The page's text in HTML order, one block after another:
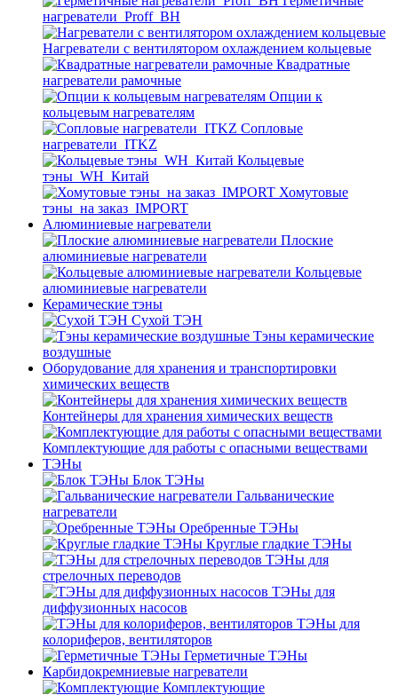
нагреватели_Proff_BH
Нагреватели с вентилятором охлаждением кольцевые
Квадратные
нагреватели рамочные
Опции к
кольцевым нагревателям
Cопловые
нагреватели_ITKZ
Кольцевые
тэны_WH_Китай
Хомутовые
тэны_на заказ_IMPORT
Алюминиевые нагреватели
Плоские
алюминиевые нагреватели
Кольцевые
алюминиевые нагреватели
Керамические тэны
Сухой ТЭН
Тэны керамические
воздушные
Оборудование для хранения и транспортировки
химических веществ
Контейнеры для хранения химических веществ
Комплектующие для работы с опасными веществами
ТЭНы
Блок ТЭНы
Гальванические
нагреватели
Оребренные ТЭНы
Круглые гладкие ТЭНы
ТЭНы для
стрелочных переводов
ТЭНы для
диффузионных насосов
ТЭНы для
колориферов, вентиляторов
Герметичные ТЭНы
Карбидокремниевые нагреватели
Комплектующие